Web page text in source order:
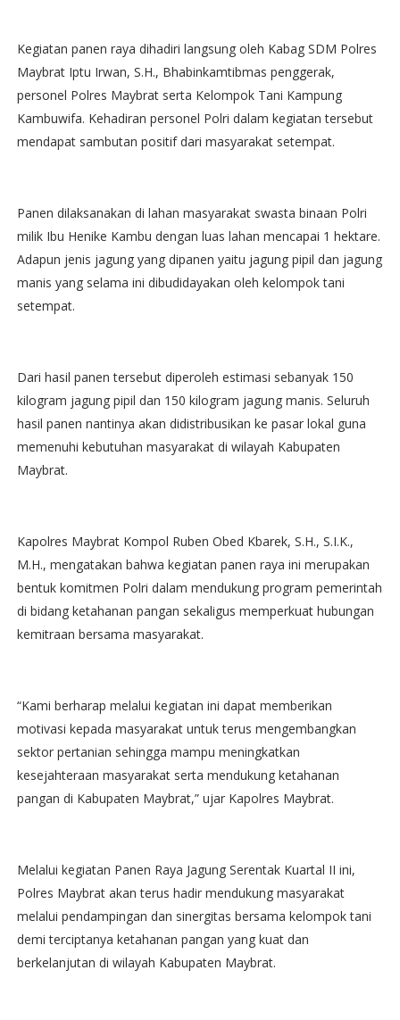
Kegiatan panen raya dihadiri langsung oleh Kabag SDM Polres
Maybrat Iptu Irwan, S.H., Bhabinkamtibmas penggerak,
personel Polres Maybrat serta Kelompok Tani Kampung
Kambuwifa. Kehadiran personel Polri dalam kegiatan tersebut
mendapat sambutan positif dari masyarakat setempat.
Panen dilaksanakan di lahan masyarakat swasta binaan Polri
milik Ibu Henike Kambu dengan luas lahan mencapai 1 hektare.
Adapun jenis jagung yang dipanen yaitu jagung pipil dan jagung
manis yang selama ini dibudidayakan oleh kelompok tani
setempat.
Dari hasil panen tersebut diperoleh estimasi sebanyak 150
kilogram jagung pipil dan 150 kilogram jagung manis. Seluruh
hasil panen nantinya akan didistribusikan ke pasar lokal guna
memenuhi kebutuhan masyarakat di wilayah Kabupaten
Maybrat.
Kapolres Maybrat Kompol Ruben Obed Kbarek, S.H., S.I.K.,
M.H., mengatakan bahwa kegiatan panen raya ini merupakan
bentuk komitmen Polri dalam mendukung program pemerintah
di bidang ketahanan pangan sekaligus memperkuat hubungan
kemitraan bersama masyarakat.
“Kami berharap melalui kegiatan ini dapat memberikan
motivasi kepada masyarakat untuk terus mengembangkan
sektor pertanian sehingga mampu meningkatkan
kesejahteraan masyarakat serta mendukung ketahanan
pangan di Kabupaten Maybrat,” ujar Kapolres Maybrat.
Melalui kegiatan Panen Raya Jagung Serentak Kuartal II ini,
Polres Maybrat akan terus hadir mendukung masyarakat
melalui pendampingan dan sinergitas bersama kelompok tani
demi terciptanya ketahanan pangan yang kuat dan
berkelanjutan di wilayah Kabupaten Maybrat.